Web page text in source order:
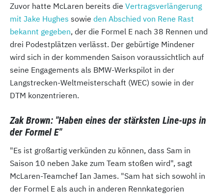
Zuvor hatte McLaren bereits die Vertragsverlängerung
mit Jake Hughes sowie den Abschied von Rene Rast
bekannt gegeben, der die Formel E nach 38 Rennen und
drei Podestplätzen verlässt. Der gebürtige Mindener
wird sich in der kommenden Saison voraussichtlich auf
seine Engagements als BMW-Werkspilot in der
Langstrecken-Weltmeisterschaft (WEC) sowie in der
DTM konzentrieren.
Zak Brown: "Haben eines der stärksten Line-ups in
der Formel E"
"Es ist großartig verkünden zu können, dass Sam in
Saison 10 neben Jake zum Team stoßen wird", sagt
McLaren-Teamchef Ian James. "Sam hat sich sowohl in
der Formel E als auch in anderen Rennkategorien